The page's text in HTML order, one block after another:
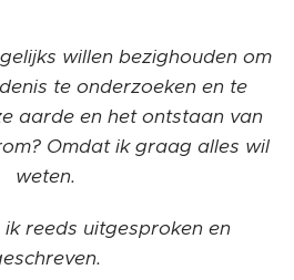
willen bezighouden om
te onderzoeken en te
aarde en het ontstaan van
Omdat ik graag alles wil
weten.
reeds uitgesproken en